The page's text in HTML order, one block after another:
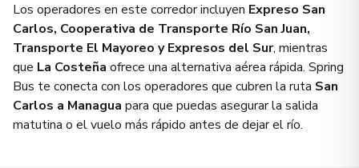
Los operadores en este corredor incluyen Expreso San
Carlos, Cooperativa de Transporte Río San Juan,
Transporte El Mayoreo y Expresos del Sur, mientras
que La Costeña ofrece una alternativa aérea rápida. Spring
Bus te conecta con los operadores que cubren la ruta San
Carlos a Managua para que puedas asegurar la salida
matutina o el vuelo más rápido antes de dejar el río.